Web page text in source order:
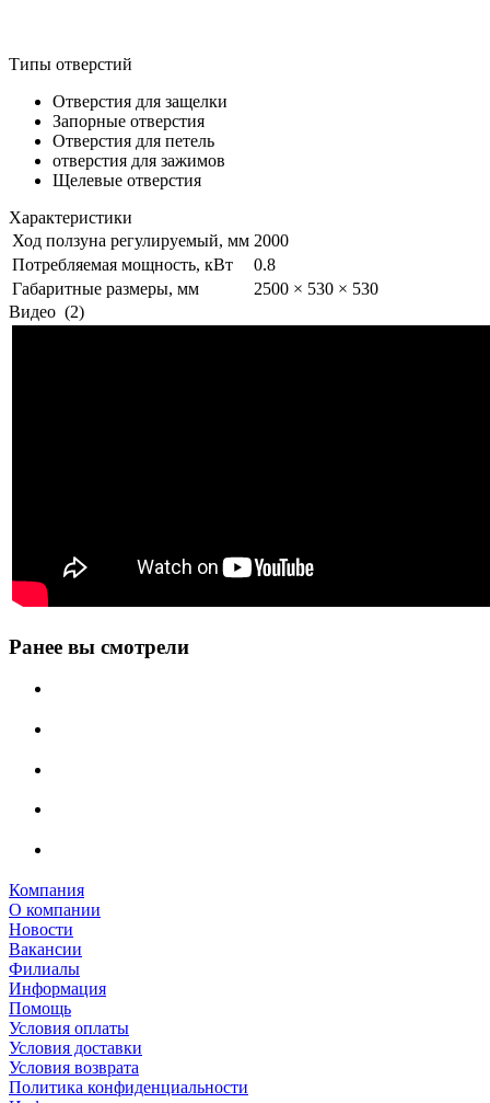
Типы отверстий
Отверстия для защелки
Запорные отверстия
Отверстия для петель
отверстия для зажимов
Щелевые отверстия
Характеристики
Ход ползуна регулируемый, мм 2000
Потребляемая мощность, кВт
0.8
Габаритные размеры, мм
2500 × 530 × 530
Видео (2)
Ранее вы смотрели
Компания
О компании
Новости
Вакансии
Филиалы
Информация
Помощь
Условия оплаты
Условия доставки
Условия возврата
Политика конфиденциальности